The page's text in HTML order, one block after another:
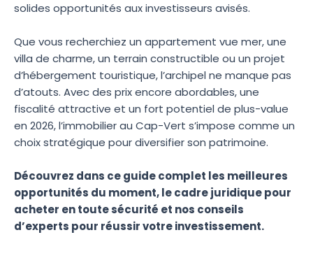
solides opportunités aux investisseurs avisés.
Que vous recherchiez un appartement vue mer, une
villa de charme, un terrain constructible ou un projet
d’hébergement touristique, l’archipel ne manque pas
d’atouts. Avec des prix encore abordables, une
fiscalité attractive et un fort potentiel de plus-value
en 2026, l’immobilier au Cap-Vert s’impose comme un
choix stratégique pour diversifier son patrimoine.
Découvrez dans ce guide complet les meilleures
opportunités du moment, le cadre juridique pour
acheter en toute sécurité et nos conseils
d’experts pour réussir votre investissement.